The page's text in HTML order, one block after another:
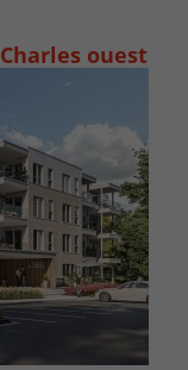
ouest